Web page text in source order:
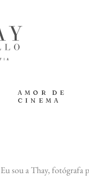
AMOR DE
CINEMA
Eu sou a Thay, fotógrafa